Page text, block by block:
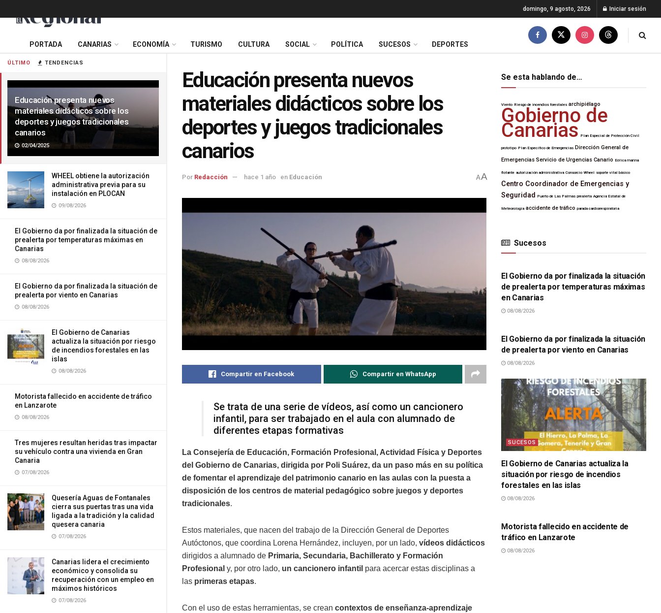
ÚLTIMO TENDENCIAS
Educación presenta nuevos
materiales didácticos sobre los
deportes y juegos tradicionales
canarios
02/04/2025
WHEEL obtiene la autorización
administrativa previa para su
instalación en PLOCAN
09/08/2026
El Gobierno da por finalizada la situación de
prealerta por temperaturas máximas en
Canarias
08/08/2026
El Gobierno da por finalizada la situación de
prealerta por viento en Canarias
08/08/2026
El Gobierno de Canarias
actualiza la situación por riesgo
de incendios forestales en las
islas
08/08/2026
Motorista fallecido en accidente de tráfico
en Lanzarote
08/08/2026
Tres mujeres resultan heridas tras impactar
su vehículo contra una vivienda en Gran
Canaria
07/08/2026
Quesería Aguas de Fontanales
cierra sus puertas tras una vida
ligada a la tradición y la calidad
quesera canaria
07/08/2026
Canarias lidera el crecimiento
económico y consolida su
recuperación con un empleo en
máximos históricos
07/08/2026
domingo, 9 agosto, 2026 Iniciar sesión
PORTADA CANARIAS ECONOMÍA TURISMO CULTURA SOCIAL POLÍTICA SUCESOS DEPORTES
Educación presenta nuevos
materiales didácticos sobre los
deportes y juegos tradicionales
canarios
Por Redacción hace 1 año en Educación AA
Compartir en Facebook Compartir en WhatsApp
Se trata de una serie de vídeos, así como un cancionero
infantil, para ser trabajado en el aula con alumnado de
diferentes etapas formativas
La Consejería de Educación, Formación Profesional, Actividad Física y Deportes
del Gobierno de Canarias, dirigida por Poli Suárez, da un paso más en su política
de fomentar el aprendizaje del patrimonio canario en las aulas con la puesta a
disposición de los centros de material pedagógico sobre juegos y deportes
tradicionales.
Estos materiales, que nacen del trabajo de la Dirección General de Deportes
Autóctonos, que coordina Lorena Hernández, incluyen, por un lado, vídeos didácticos
dirigidos a alumnado de Primaria, Secundaria, Bachillerato y Formación
Profesional y, por otro lado, un cancionero infantil para acercar estas disciplinas a
las primeras etapas.
Con el uso de estas herramientas, se crean contextos de enseñanza-aprendizaje
Se esta hablando de…
Viento Riesgo de incendios forestales archipiélago
Gobierno de
Canarias Plan Especial de Protección Civil
prototipo Plan Específico de Emergencias Dirección General de
Emergencias Servicio de Urgencias Canario Eólica marina
flotante autorización administrativa Consorcio Wheel soporte vital básico
Centro Coordinador de Emergencias y
Seguridad
Puerto de Las Palmas prealerta Agencia Estatal de
Meteorología accidente de tráfico parada cardiorrespiratoria
Sucesos
SUCESOS
El Gobierno da por finalizada la situación
de prealerta por temperaturas máximas
en Canarias
08/08/2026
El Gobierno da por finalizada la situación
de prealerta por viento en Canarias
08/08/2026
SUCESOS
El Gobierno de Canarias actualiza la
situación por riesgo de incendios
forestales en las islas
08/08/2026
Motorista fallecido en accidente de
tráfico en Lanzarote
08/08/2026